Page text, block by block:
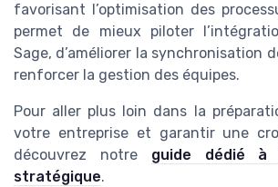
favorisant l’optimisation des
permet de mieux piloter
Sage, d’améliorer la synchronisation
renforcer la gestion des équipes.
Pour aller plus loin dans la
votre entreprise et garantir une
découvrez notre guide dédié à
stratégique.